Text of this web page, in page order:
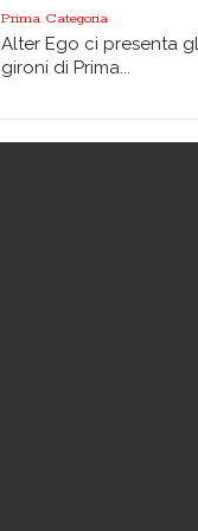
Prima Categoria
Alter Ego ci presenta
gironi di Prima...